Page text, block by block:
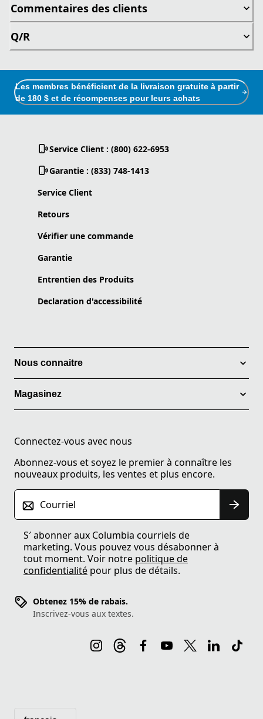
Commentaires des clients
Q/R
Les membres bénéficient de la livraison gratuite à partir
de 180 $ et de récompenses pour leurs achats
Service Client : (800) 622-6953
Garantie : (833) 748-1413
Service Client
Retours
Vérifier une commande
Garantie
Entrentien des Produits
Declaration d'accessibilité
Nous connaitre
Magasinez
Connectez-vous avec nous
Abonnez-vous et soyez le premier à connaître les
nouveaux produits, les ventes et plus encore.
Courriel
S′ abonner aux Columbia courriels de
marketing. Vous pouvez vous désabonner à
tout moment. Voir notre politique de
confidentialité pour plus de détails.
Obtenez 15% de rabais.
Inscrivez-vous aux textes.